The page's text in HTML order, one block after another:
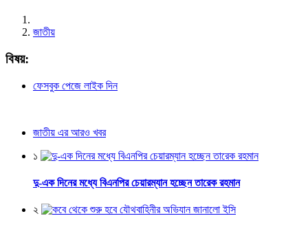
জাতীয়
বিষয়:
ফেসবুক পেজে লাইক দিন
জাতীয় এর আরও খবর
১
দু-এক দিনের মধ্যে বিএনপির চেয়ারম্যান হচ্ছেন তারেক রহমান
২